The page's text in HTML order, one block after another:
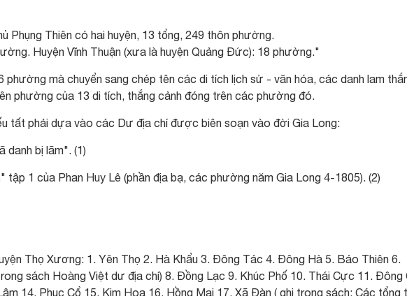
Phụng Thiên có hai huyện, 13 tổng, 249 thôn phường.
Huyện Vĩnh Thuận (xưa là huyện Quảng Đức): 18 phường."
phường mà chuyển sang chép tên các di tích lịch sử - văn hóa, các danh lam
phường của 13 di tích, thắng cảnh đóng trên các phường đó.
tất phải dựa vào các Dư địa chí được biên soạn vào đời Gia Long:
danh bị lãm". (1)
tập 1 của Phan Huy Lê (phần địa bạ, các phường năm Gia Long 4-1805). (2)
Thọ Xương: 1. Yên Thọ 2. Hà Khẩu 3. Đông Tác 4. Đông Hà 5. Báo Thiên 6.
sách Hoàng Việt dư địa chí) 8. Đồng Lạc 9. Khúc Phố 10. Thái Cực 11. Đông
14. Phục Cổ 15. Kim Hoa 16. Hồng Mai 17. Xã Đàn ( ghi trong sách: Các tổng